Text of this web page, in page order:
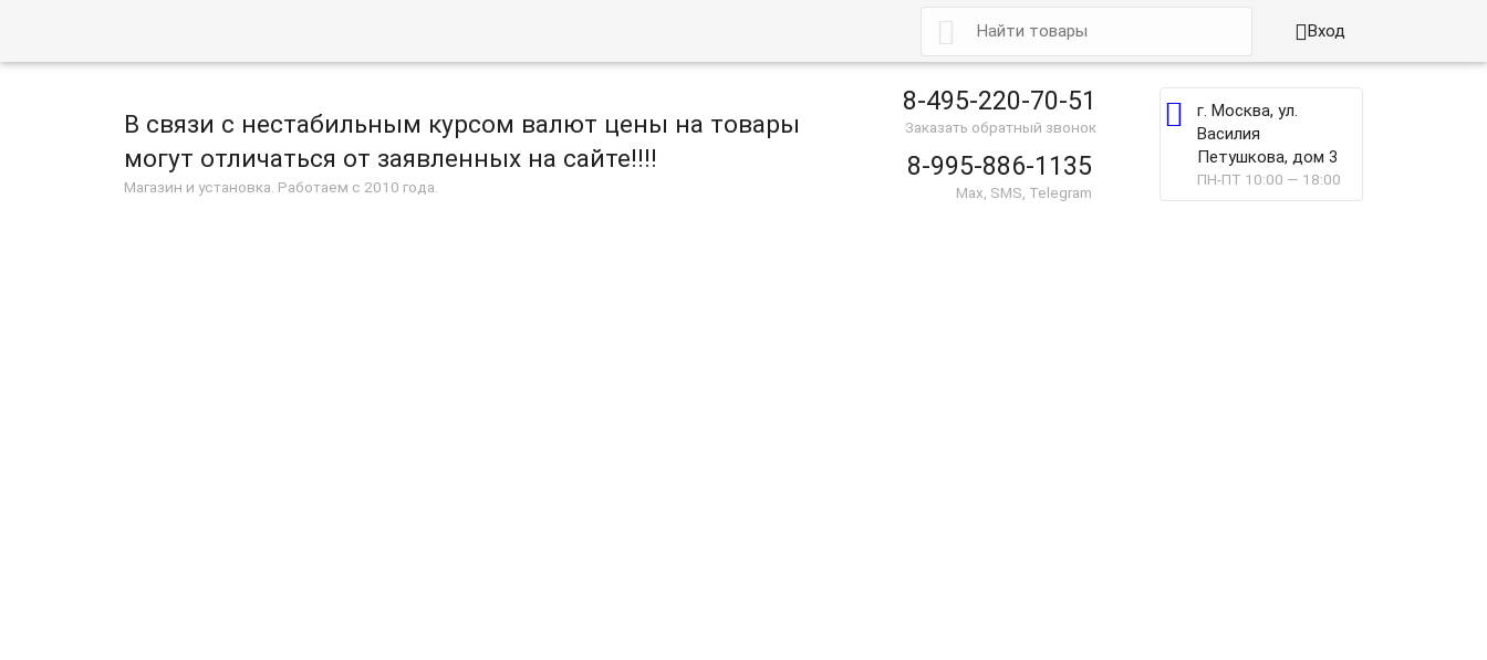
 Вход
В связи с нестабильным курсом валют цены на товары
могут отличаться от заявленных на сайте!!!!
Магазин и установка. Работаем с 2010 года.
8-495-220-70-51
Заказать обратный звонок
8-995-886-1135
Max, SMS, Telegram

г. Москва, ул.
Василия
Петушкова, дом 3
ПН-ПТ 10:00 — 18:00